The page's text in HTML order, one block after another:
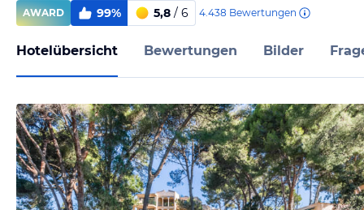
AWARD 99% 5,8 / 6 4.438 Bewertungen
Hotelübersicht Bewertungen Bilder